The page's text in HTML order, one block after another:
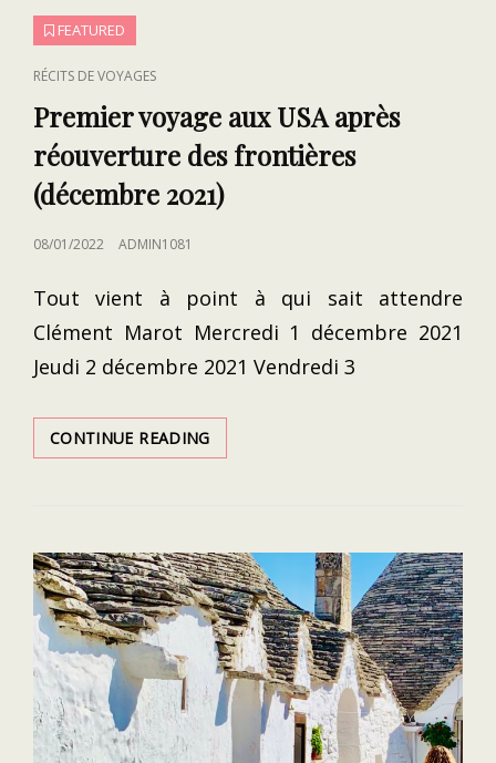
FEATURED
CAT
LINKS
RÉCITS DE VOYAGES
Premier voyage aux USA après
réouverture des frontières
(décembre 2021)
POSTED
08/01/2022 ADMIN1081
Tout vient à point à qui sait attendre
Clément Marot Mercredi 1 décembre 2021
Jeudi 2 décembre 2021 Vendredi 3
CONTINUE READINGPREMIER
VOYAGE
RÉOUVERTURE
DES
FRONTIÈRES
(DÉCEMBRE
2021)